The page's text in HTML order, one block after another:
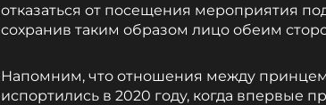
отказаться от посещения мероприятия
сохранив таким образом лицо обеим
Напомним, что отношения между
испортились в 2020 году, когда впервые